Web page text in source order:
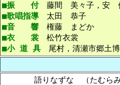
■振 付藤間 美々子，安
■歌唱指導 太田 恭
■音 響 権藤 まど
■衣 裳 松竹衣
■小 道 具 尾村，清瀬市郷土
語りなずな （